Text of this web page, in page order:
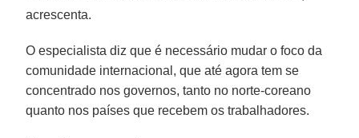
acrescenta.
O especialista diz que é necessário mudar o foco da
comunidade internacional, que até agora tem se
concentrado nos governos, tanto no norte-coreano
quanto nos países que recebem os trabalhadores.